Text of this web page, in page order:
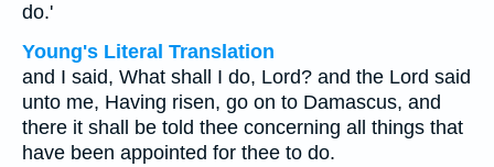
do.'
Young's Literal Translation
and I said, What shall I do, Lord? and the Lord said
unto me, Having risen, go on to Damascus, and
there it shall be told thee concerning all things that
have been appointed for thee to do.